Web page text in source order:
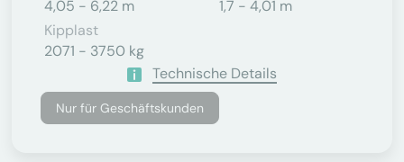
4,05 - 6,22 m
1,7 - 4,01 m
Kipplast
2071 - 3750 kg
Technische Details
Nur für Geschäftskunden